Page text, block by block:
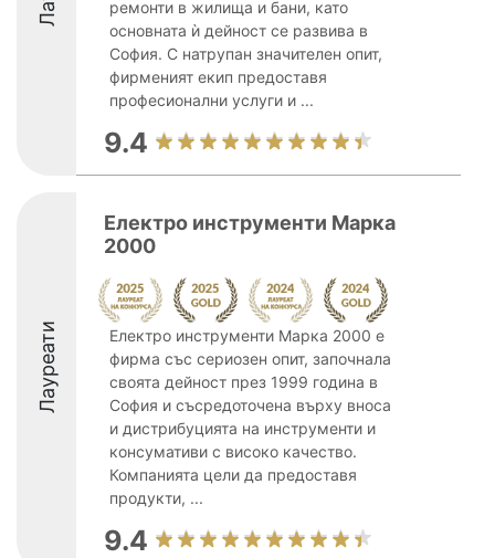
ремонти в жилища и бани, като
основната ѝ дейност се развива в
София. С натрупан значителен опит,
фирменият екип предоставя
професионални услуги и ...
9.4
Лауреати
Електро инструменти Марка
2000
Електро инструменти Марка 2000 е
фирма със сериозен опит, започнала
своята дейност през 1999 година в
София и съсредоточена върху вноса
и дистрибуцията на инструменти и
консумативи с високо качество.
Компанията цели да предоставя
продукти, ...
9.4